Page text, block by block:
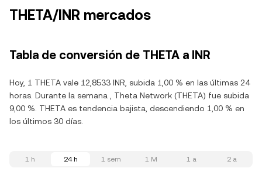
THETA/INR mercados
Tabla de conversión de THETA a INR
Hoy, 1 THETA vale 12,8533 INR, subida 1,00 % en las últimas 24
horas. Durante la semana , Theta Network (THETA) fue subida
9,00 %. THETA es tendencia bajista, descendiendo 1,00 % en
los últimos 30 días.
1 h 24 h 1 sem 1 M 1 a 2 a